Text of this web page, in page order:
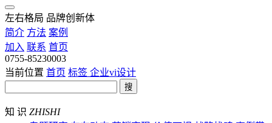
左右格局 品牌创新体
简介 方法 案例
加入 联系 首页
0755-85230003
当前位置 首页 标签 企业vi设计
搜
知 识 ZHISHI